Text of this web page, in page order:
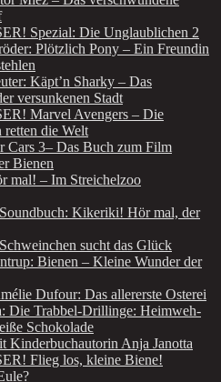
Spezial: Die Unglaublichen 2
Plötzlich Pony – Ein Freundin
Käpt’n Sharky – Das
versunkenen Stadt
Marvel Avengers – Die
retten die Welt
Cars 3– Das Buch zum Film
Bienen
mal! – Im Streichelzoo
Kikeriki! Hör mal, der
sucht das Glück
Bienen – Kleine Wunder der
Dufour: Das allererste Osterei
Die Trabbel-Drillinge: Heimweh-
Schokolade
Kinderbuchautorin Anja Janotta
Flieg los, kleine Biene!